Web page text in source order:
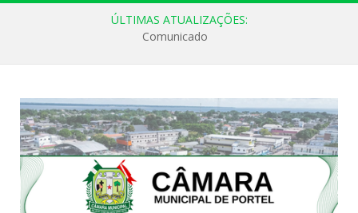
ÚLTIMAS ATUALIZAÇÕES:
Comunicado